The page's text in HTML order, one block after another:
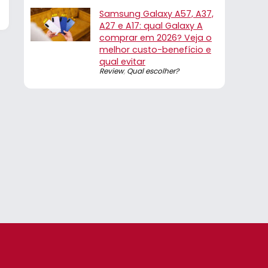
Samsung Galaxy A57, A37,
A27 e A17: qual Galaxy A
comprar em 2026? Veja o
melhor custo-benefício e
qual evitar
Review, Qual escolher?